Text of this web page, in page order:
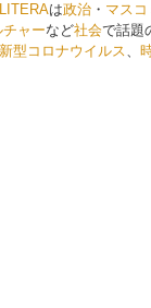
LITERAは政治 ・ マスコ
チャーなど社会で話題
新型コロナウイルス、